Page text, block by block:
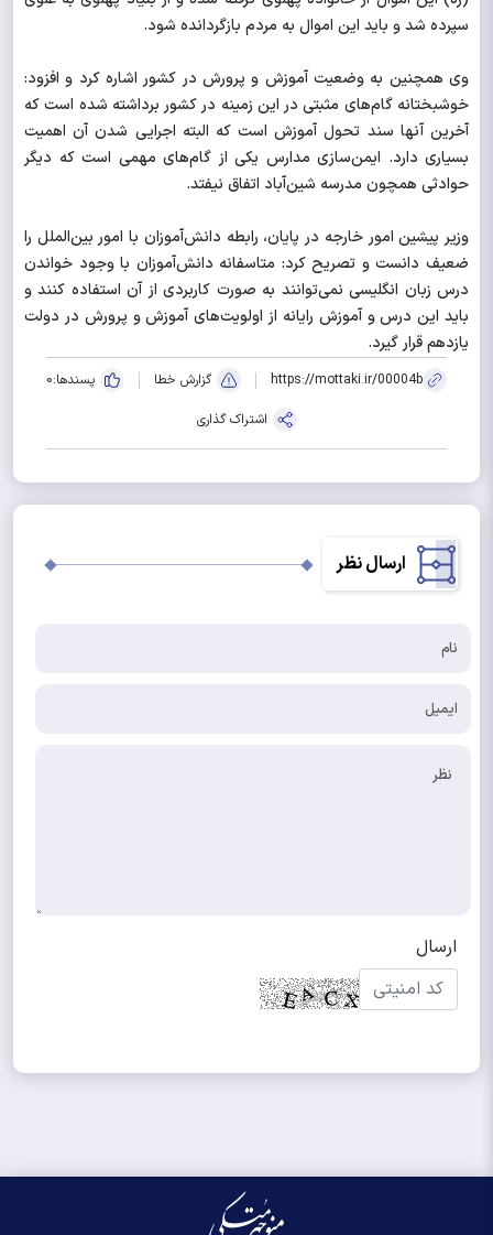
سپرده شد و باید این اموال به مردم بازگردانده شود.
وی همچنین به وضعیت آموزش و پرورش در کشور اشاره کرد و افزود:
خوشبختانه گام‌های مثبتی در این زمینه در کشور برداشته شده است که
آخرین آنها سند تحول آموزش است که البته اجرایی شدن آن اهمیت
بسیاری دارد. ایمن‌سازی مدارس یکی از گام‌های مهمی است که دیگر
حوادثی همچون مدرسه شین‌آباد اتفاق نیفتد.
وزیر پیشین امور خارجه در پایان، رابطه دانش‌آموزان با امور بین‌الملل را
ضعیف دانست و تصریح کرد: متاسفانه دانش‌آموزان با وجود خواندن
درس زبان انگلیسی نمی‌توانند به صورت کاربردی از آن استفاده کنند و
باید این درس و آموزش رایانه از اولویت‌های آموزش و پرورش در دولت
یازدهم قرار گیرد.
https://mottaki.ir/00004b گزارش خطا پسندها:0
اشتراک گذاری
ارسال نظر